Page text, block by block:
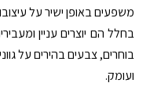
משפעים באופן ישיר על
בחלל הם יוצרים עניין
בוחרים, צבעים בהירים על
ועומק.